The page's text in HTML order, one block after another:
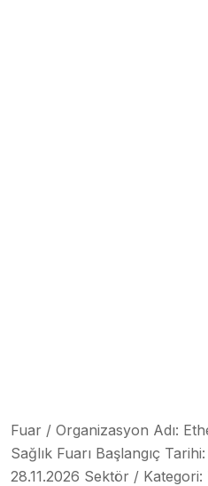
Fuar / Organizasyon Adı:
Sağlık Fuarı Başlangıç
28.11.2026 Sektör / Kategori: